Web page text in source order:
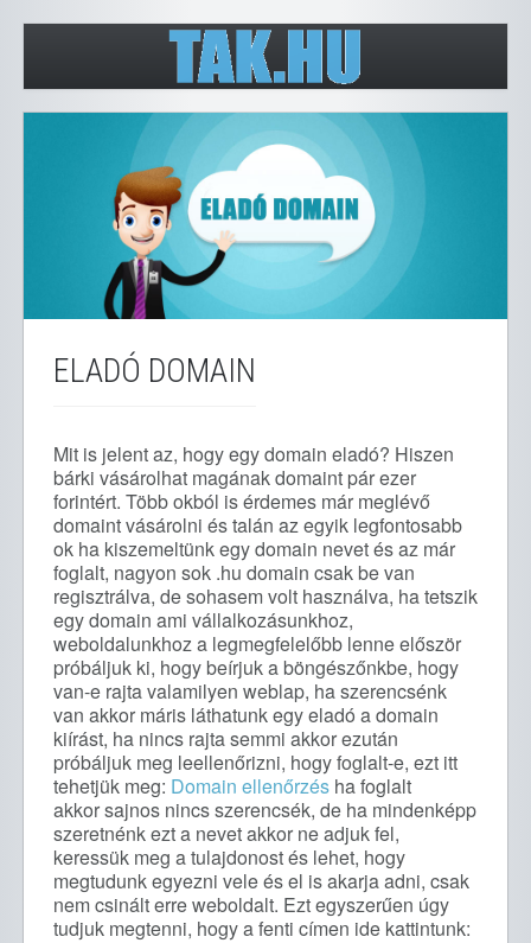
ELADÓ DOMAIN
Mit is jelent az, hogy egy domain eladó? Hiszen
bárki vásárolhat magának domaint pár ezer
forintért. Több okból is érdemes már meglévő
domaint vásárolni és talán az egyik legfontosabb
ok ha kiszemeltünk egy domain nevet és az már
foglalt, nagyon sok .hu domain csak be van
regisztrálva, de sohasem volt használva, ha tetszik
egy domain ami vállalkozásunkhoz,
weboldalunkhoz a legmegfelelőbb lenne először
próbáljuk ki, hogy beírjuk a böngészőnkbe, hogy
van-e rajta valamilyen weblap, ha szerencsénk
van akkor máris láthatunk egy eladó a domain
kiírást, ha nincs rajta semmi akkor ezután
próbáljuk meg leellenőrizni, hogy foglalt-e, ezt itt
tehetjük meg: Domain ellenőrzés ha foglalt
akkor sajnos nincs szerencsék, de ha mindenképp
szeretnénk ezt a nevet akkor ne adjuk fel,
keressük meg a tulajdonost és lehet, hogy
megtudunk egyezni vele és el is akarja adni, csak
nem csinált erre weboldalt. Ezt egyszerűen úgy
tudjuk megtenni, hogy a fenti címen ide kattintunk: